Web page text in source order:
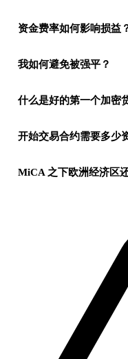
资金费率如何影响损益
我如何避免被强平？
什么是好的第一个加密
开始交易合约需要多少
MiCA 之下欧洲经济区